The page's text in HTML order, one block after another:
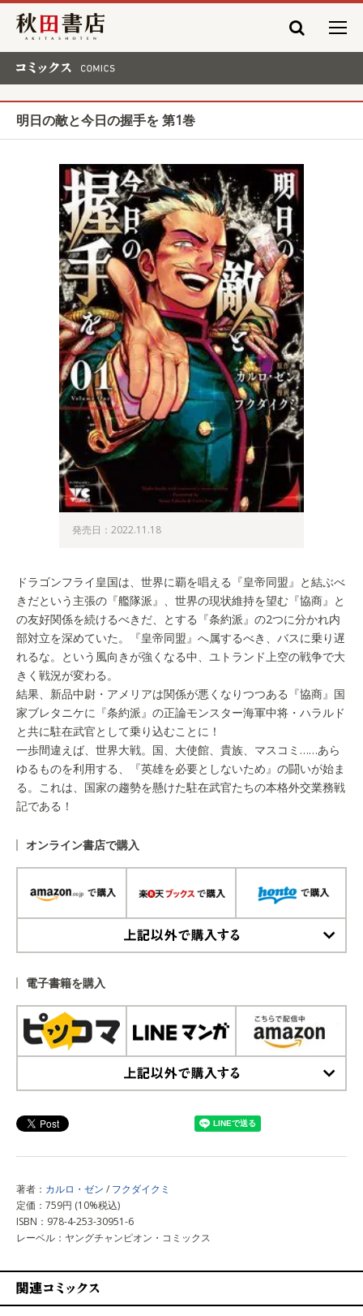
秋田書店
明日の敵と今日の握手を 第1巻
発売日：2022.11.18
ドラゴンフライ皇国は、世界に覇を唱える『皇帝同盟』と結ぶべ
きだという主張の『艦隊派』、世界の現状維持を望む『協商』と
の友好関係を続けるべきだ、とする『条約派』の2つに分かれ内
部対立を深めていた。『皇帝同盟』へ属するべき、バスに乗り遅
れるな。という風向きが強くなる中、ユトランド上空の戦争で大
きく戦況が変わる。
結果、新品中尉・アメリアは関係が悪くなりつつある『協商』国
家ブレタニケに『条約派』の正論モンスター海軍中将・ハラルド
と共に駐在武官として乗り込むことに！
一歩間違えば、世界大戦。国、大使館、貴族、マスコミ……あら
ゆるものを利用する、『英雄を必要としないため』の闘いが始ま
る。これは、国家の趨勢を懸けた駐在武官たちの本格外交業務戦
記である！
オンライン書店で購入
電子書籍を購入
著者： カルロ・ゼン / フクダイクミ
定価：759円 (10%税込)
ISBN：978-4-253-30951-6
レーベル：ヤングチャンピオン・コミックス